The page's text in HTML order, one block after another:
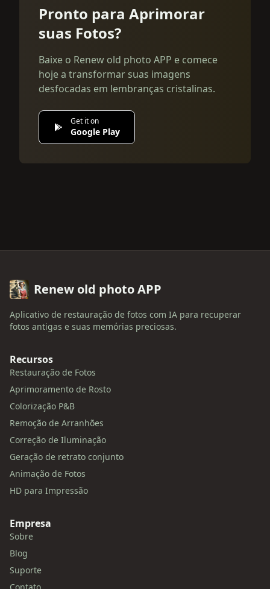
Pronto para Aprimorar
suas Fotos?
Baixe o Renew old photo APP e comece
hoje a transformar suas imagens
desfocadas em lembranças cristalinas.
Get it on
Google Play
Renew old photo APP
Aplicativo de restauração de fotos com IA para recuperar
fotos antigas e suas memórias preciosas.
Recursos
Restauração de Fotos
Aprimoramento de Rosto
Colorização P&B
Remoção de Arranhões
Correção de Iluminação
Geração de retrato conjunto
Animação de Fotos
HD para Impressão
Empresa
Sobre
Blog
Suporte
Contato